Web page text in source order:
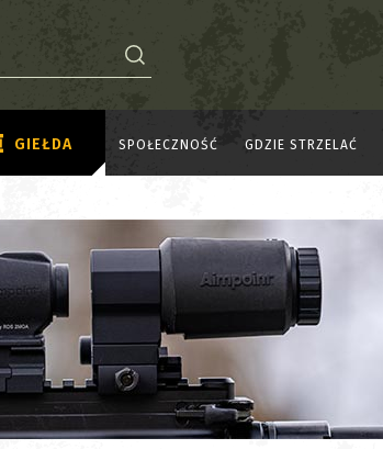
GIEŁDA SPOŁECZNOŚĆ GDZIE STRZELAĆ